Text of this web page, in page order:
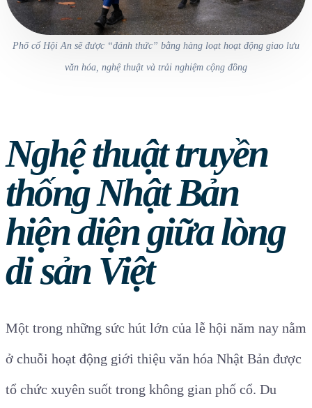
Phố cổ Hội An sẽ được “đánh thức” bằng hàng loạt hoạt động giao lưu
văn hóa, nghệ thuật và trải nghiệm cộng đồng
Nghệ thuật truyền
thống Nhật Bản
hiện diện giữa lòng
di sản Việt
Một trong những sức hút lớn của lễ hội năm nay nằm
ở chuỗi hoạt động giới thiệu văn hóa Nhật Bản được
tổ chức xuyên suốt trong không gian phố cổ. Du